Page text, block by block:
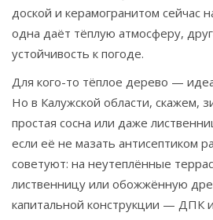
доской и керамогранитом сейчас
одна даёт тёплую атмосферу,
устойчивость к погоде.
Для кого-то тёплое дерево —
Но в Калужской области, скажем,
простая сосна или даже
если её не мазать антисептиком
советуют: на неутеплённые
лиственницу или обожжённую
капитальной конструкции — ДПК